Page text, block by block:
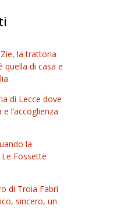
la trattoria
quella di casa e
di Lecce dove
l’accoglienza
la
Fossette
di Troia Fabri
sincero, un